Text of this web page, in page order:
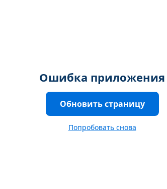
Ошибка приложения
Обновить страницу
Попробовать снова